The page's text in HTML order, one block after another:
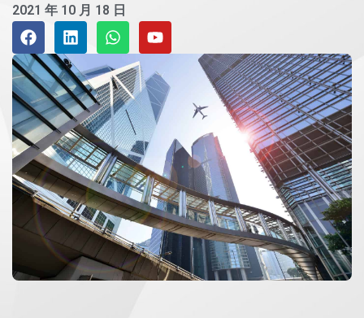
2021 年 10 月 18 日